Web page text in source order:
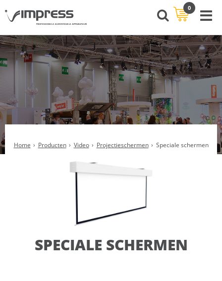
0
Home Producten Video Projectieschermen Speciale schermen
SPECIALE SCHERMEN